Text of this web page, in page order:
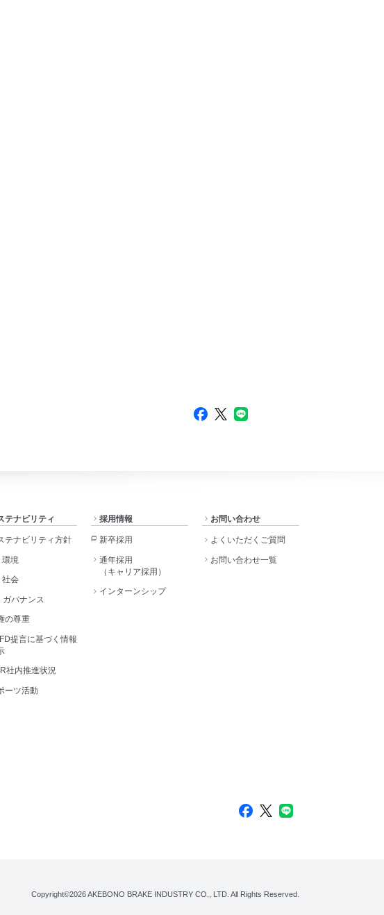
テナビリティ
テナビリティ方針
環境
社会
ガバナンス
の尊重
提言に基づく情報
社内推進状況
ーツ活動
採用情報
新卒採用
通年採用
（キャリア採用）
インターンシップ
お問い合わせ
よくいただくご質問
お問い合わせ一覧
Copyright©2026AKEBONO BRAKE INDUSTRY CO., LTD. All Rights Reserved.